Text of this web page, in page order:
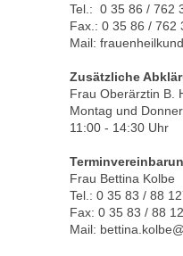
Tel.: 0 35 86 / 762
Fax.: 0 35 86 / 762
Mail:
Zusätzliche
Frau Oberärztin B.
Montag und
11:00 - 14:30 Uhr
Frau Bettina Kolbe
Tel.: 0 35 83 / 88
Fax: 0 35 83 / 88
Mail: